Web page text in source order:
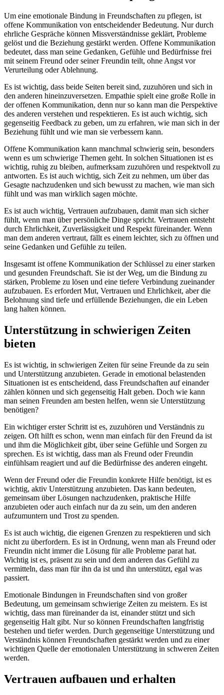
Um eine emotionale Bindung in Freundschaften zu pflegen, ist
offene Kommunikation von entscheidender Bedeutung. Nur durch
ehrliche Gespräche können Missverständnisse geklärt, Probleme
gelöst und die Beziehung gestärkt werden. Offene Kommunikation
bedeutet, dass man seine Gedanken, Gefühle und Bedürfnisse frei
mit seinem Freund oder seiner Freundin teilt, ohne Angst vor
Verurteilung oder Ablehnung.
Es ist wichtig, dass beide Seiten bereit sind, zuzuhören und sich in
den anderen hineinzuversetzen. Empathie spielt eine große Rolle in
der offenen Kommunikation, denn nur so kann man die Perspektive
des anderen verstehen und respektieren. Es ist auch wichtig, sich
gegenseitig Feedback zu geben, um zu erfahren, wie man sich in der
Beziehung fühlt und wie man sie verbessern kann.
Offene Kommunikation kann manchmal schwierig sein, besonders
wenn es um schwierige Themen geht. In solchen Situationen ist es
wichtig, ruhig zu bleiben, aufmerksam zuzuhören und respektvoll zu
antworten. Es ist auch wichtig, sich Zeit zu nehmen, um über das
Gesagte nachzudenken und sich bewusst zu machen, wie man sich
fühlt und was man wirklich sagen möchte.
Es ist auch wichtig, Vertrauen aufzubauen, damit man sich sicher
fühlt, wenn man über persönliche Dinge spricht. Vertrauen entsteht
durch Ehrlichkeit, Zuverlässigkeit und Respekt füreinander. Wenn
man dem anderen vertraut, fällt es einem leichter, sich zu öffnen und
seine Gedanken und Gefühle zu teilen.
Insgesamt ist offene Kommunikation der Schlüssel zu einer starken
und gesunden Freundschaft. Sie ist der Weg, um die Bindung zu
stärken, Probleme zu lösen und eine tiefere Verbindung zueinander
aufzubauen. Es erfordert Mut, Vertrauen und Ehrlichkeit, aber die
Belohnung sind tiefe und erfüllende Beziehungen, die ein Leben
lang halten können.
Unterstützung in schwierigen Zeiten
bieten
Es ist wichtig, in schwierigen Zeiten für seine Freunde da zu sein
und Unterstützung anzubieten. Gerade in emotional belastenden
Situationen ist es entscheidend, dass Freundschaften auf einander
zählen können und sich gegenseitig Halt geben. Doch wie kann
man seinen Freunden am besten helfen, wenn sie Unterstützung
benötigen?
Ein wichtiger erster Schritt ist es, zuzuhören und Verständnis zu
zeigen. Oft hilft es schon, wenn man einfach für den Freund da ist
und ihm die Möglichkeit gibt, über seine Gefühle und Sorgen zu
sprechen. Es ist wichtig, dass man als Freund oder Freundin
einfühlsam reagiert und auf die Bedürfnisse des anderen eingeht.
Wenn der Freund oder die Freundin konkrete Hilfe benötigt, ist es
wichtig, aktiv Unterstützung anzubieten. Das kann bedeuten,
gemeinsam über Lösungen nachzudenken, praktische Hilfe
anzubieten oder auch einfach nur da zu sein, um den anderen
aufzumuntern und Trost zu spenden.
Es ist auch wichtig, die eigenen Grenzen zu respektieren und sich
nicht zu überfordern. Es ist in Ordnung, wenn man als Freund oder
Freundin nicht immer die Lösung für alle Probleme parat hat.
Wichtig ist es, präsent zu sein und dem anderen das Gefühl zu
vermitteln, dass man für ihn da ist und ihn unterstützt, egal was
passiert.
Emotionale Bindungen in Freundschaften sind von großer
Bedeutung, um gemeinsam schwierige Zeiten zu meistern. Es ist
wichtig, dass man füreinander da ist, einander stützt und sich
gegenseitig Halt gibt. Nur so können Freundschaften langfristig
bestehen und tiefer werden. Durch gegenseitige Unterstützung und
Verständnis können Freundschaften gestärkt werden und zu einer
wichtigen Quelle der emotionalen Unterstützung in schweren Zeiten
werden.
Vertrauen aufbauen und erhalten